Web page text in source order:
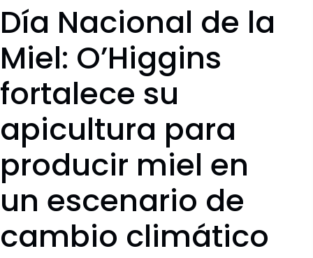
Día Nacional de la
Miel: O’Higgins
fortalece su
apicultura para
producir miel en
un escenario de
cambio climático